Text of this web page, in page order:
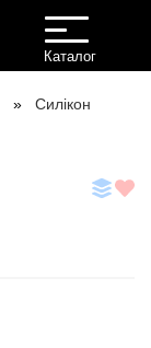
Toggle
navigation
Каталог
Силікон